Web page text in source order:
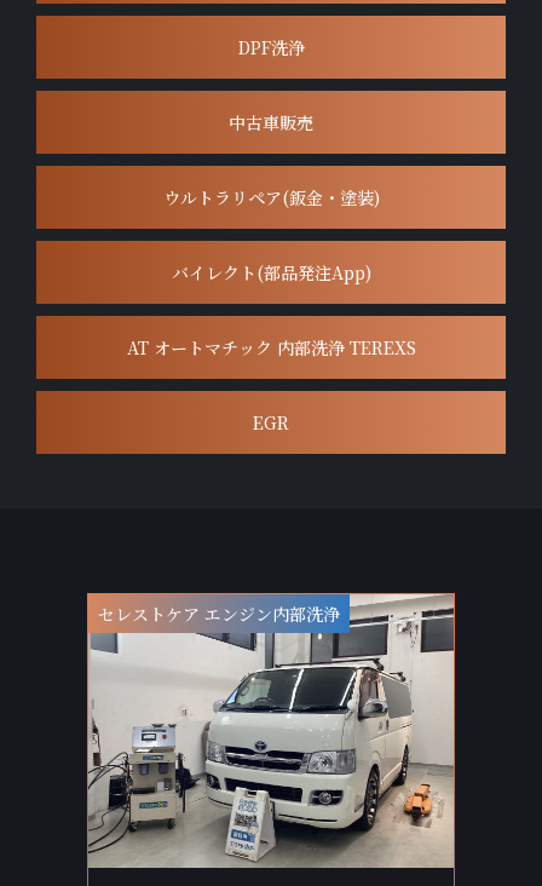
DPF洗浄
中古車販売
ウルトラリペア(鈑金・塗装)
バイレクト(部品発注App)
AT オートマチック 内部洗浄 TEREXS
EGR
セレストケア エンジン内部洗浄